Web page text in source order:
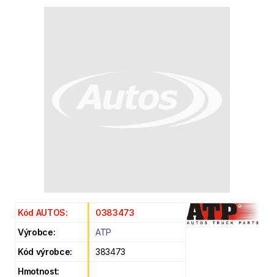
Kód AUTOS:
0383473
Výrobce:
ATP
Kód výrobce:
383473
Hmotnost: